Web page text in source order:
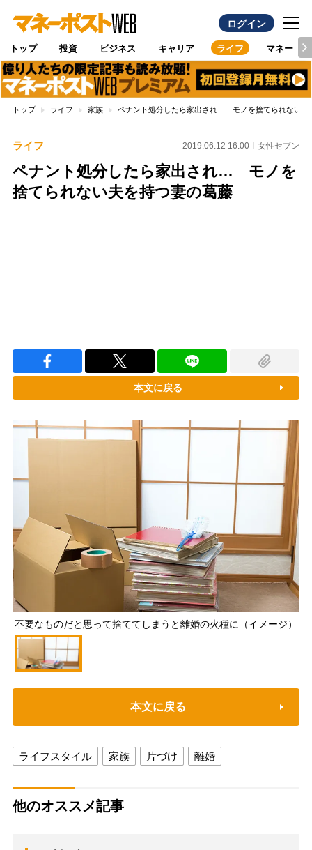
ログイン
トップ 投資 ビジネス キャリア ライフ マネー
トップ ライフ 家族 ペナント処分したら家出され… モノを捨てられない夫
ライフ 2019.06.12 16:00 女性セブン
ペナント処分したら家出され… モノを
捨てられない夫を持つ妻の葛藤
本文に戻る
不要なものだと思って捨ててしまうと離婚の火種に（イメージ）
本文に戻る
ライフスタイル 家族 片づけ 離婚
他のオススメ記事